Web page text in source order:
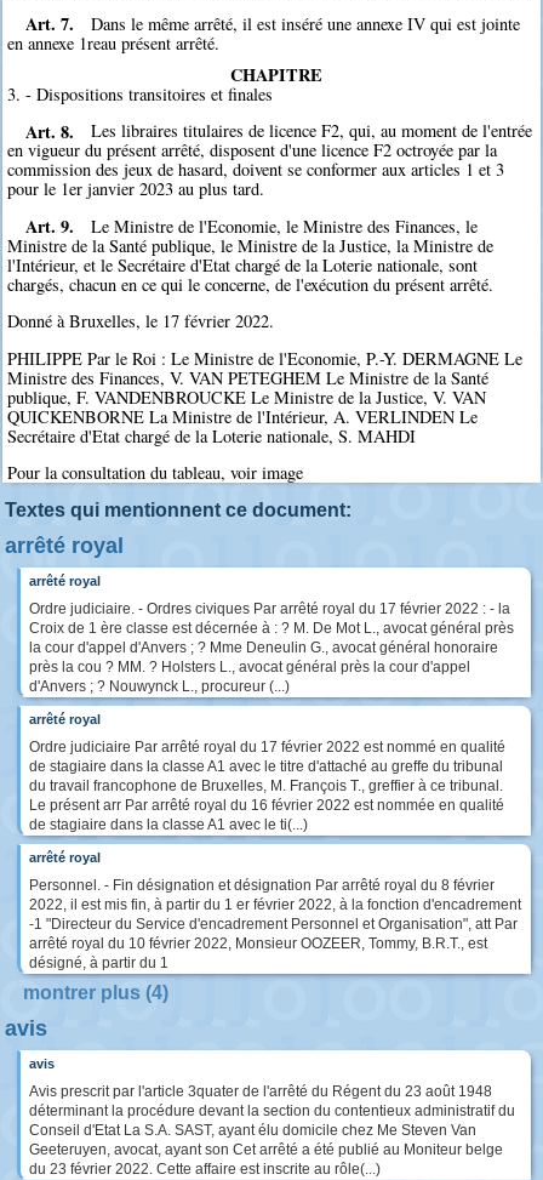
Art. 7.
Dans le même arrêté, il est inséré une annexe IV qui est jointe
en annexe 1reau présent arrêté.
CHAPITRE
3. - Dispositions transitoires et finales
Art. 8.
Les libraires titulaires de licence F2, qui, au moment de l'entrée
en vigueur du présent arrêté, disposent d'une licence F2 octroyée par la
commission des jeux de hasard, doivent se conformer aux articles 1 et 3
pour le 1er janvier 2023 au plus tard.
Art. 9.
Le Ministre de l'Economie, le Ministre des Finances, le
Ministre de la Santé publique, le Ministre de la Justice, la Ministre de
l'Intérieur, et le Secrétaire d'Etat chargé de la Loterie nationale, sont
chargés, chacun en ce qui le concerne, de l'exécution du présent arrêté.
Donné à Bruxelles, le 17 février 2022.
PHILIPPE Par le Roi : Le Ministre de l'Economie, P.-Y. DERMAGNE Le
Ministre des Finances, V. VAN PETEGHEM Le Ministre de la Santé
publique, F. VANDENBROUCKE Le Ministre de la Justice, V. VAN
QUICKENBORNE La Ministre de l'Intérieur, A. VERLINDEN Le
Secrétaire d'Etat chargé de la Loterie nationale, S. MAHDI
Pour la consultation du tableau, voir image
Textes qui mentionnent ce document:
arrêté royal
arrêté royal
Ordre judiciaire. - Ordres civiques Par arrêté royal du 17 février 2022 : - la
Croix de 1 ère classe est décernée à : ? M. De Mot L., avocat général près
la cour d'appel d'Anvers ; ? Mme Deneulin G., avocat général honoraire
près la cou ? MM. ? Holsters L., avocat général près la cour d'appel
d'Anvers ; ? Nouwynck L., procureur (...)
arrêté royal
Ordre judiciaire Par arrêté royal du 17 février 2022 est nommé en qualité
de stagiaire dans la classe A1 avec le titre d'attaché au greffe du tribunal
du travail francophone de Bruxelles, M. François T., greffier à ce tribunal.
Le présent arr Par arrêté royal du 16 février 2022 est nommée en qualité
de stagiaire dans la classe A1 avec le ti(...)
arrêté royal
Personnel. - Fin désignation et désignation Par arrêté royal du 8 février
2022, il est mis fin, à partir du 1 er février 2022, à la fonction d'encadrement
-1 "Directeur du Service d'encadrement Personnel et Organisation", att Par
arrêté royal du 10 février 2022, Monsieur OOZEER, Tommy, B.R.T., est
désigné, à partir du 1
montrer plus (4)
avis
avis
Avis prescrit par l'article 3quater de l'arrêté du Régent du 23 août 1948
déterminant la procédure devant la section du contentieux administratif du
Conseil d'Etat La S.A. SAST, ayant élu domicile chez Me Steven Van
Geeteruyen, avocat, ayant son Cet arrêté a été publié au Moniteur belge
du 23 février 2022. Cette affaire est inscrite au rôle(...)